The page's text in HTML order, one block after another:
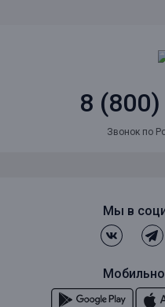
8
Звонок по
Мы в